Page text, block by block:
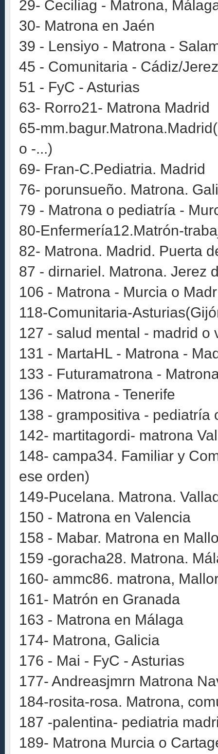
29- Ceciliag - Matrona,
30- Matrona en Jaén
39 - Lensiyo - Matrona -
45 - Comunitaria - Cádiz/
51 - FyC - Asturias
63- Rorro21- Matrona Madrid
65-
o -...)
69- Fran-C.Pediatria. Madrid
76- porunsueño. Matrona.
79 - Matrona o pediatría -
80-Enfermería12.Matrón-
82- Matrona. Madrid. Puerta
87 - dirnariel. Matrona. Jerez
106 - Matrona - Murcia o
118-Comunitaria-
127 - salud mental - madrid o
131 - MartaHL - Matrona -
133 - Futuramatrona -
136 - Matrona - Tenerife
138 - grampositiva - pediatría
142- martitagordi- matrona
148- campa34. Familiar y
ese orden)
149-Pucelana. Matrona.
150 - Matrona en Valencia
158 - Mabar. Matrona en
159 -goracha28. Matrona.
160- ammc86. matrona,
161- Matrón en Granada
163 - Matrona en Málaga
174- Matrona, Galicia
176 - Mai - FyC - Asturias
177- Andreasjmrn Matrona
184-rosita-rosa. Matrona,
187 -palentina- pediatria
189- Matrona Murcia o